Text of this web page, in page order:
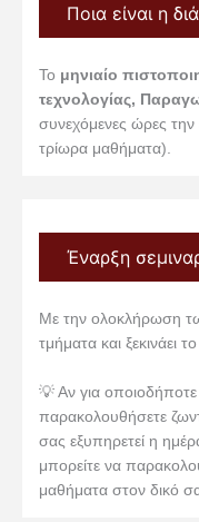
Ποια είναι η
Το μηνιαίο
τεχνολογίας,
συνεχόμενες ώρες την
τρίωρα μαθήματα).
Έναρξη
Με την ολοκλήρωση
τμήματα και ξεκινάει το
💡 Αν για
παρακολουθήσετε
σας εξυπηρετεί η
μπορείτε να
μαθήματα στον δικό